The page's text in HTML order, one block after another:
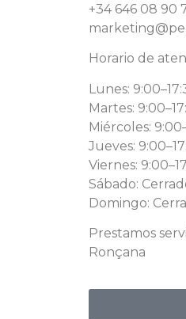
+34 646 08 90
Horario de
Lunes:
Martes:
Miércoles:
Jueves:
Viernes:
Sábado:
Domingo:
Prestamos
Ronçana